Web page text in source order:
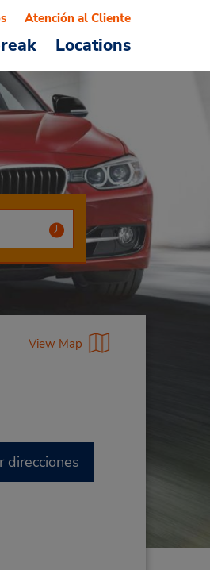
Locations
Atención al Cliente
View Map
direcciones